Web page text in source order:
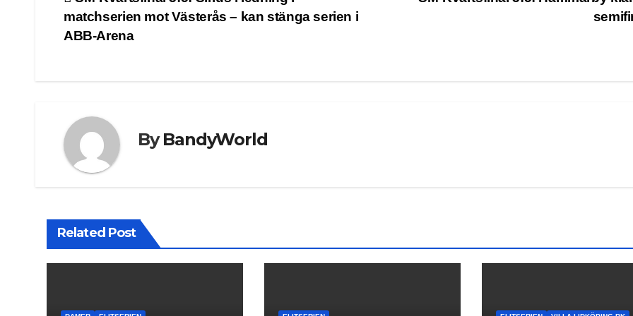
navigation
matchserien mot Västerås – kan stänga serien i
ABB-Arena
ByBandyWorld
Related Post